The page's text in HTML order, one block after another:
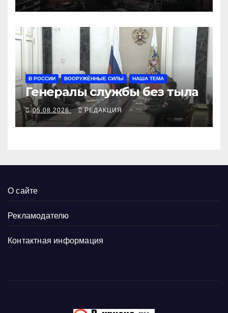
В РОССИИ ВООРУЖЁННЫЕ СИЛЫ НАША ТЕМА
Генералы службы без тыла
05.08.2026 РЕДАКЦИЯ
О сайте
Рекламодателю
Контактная информация